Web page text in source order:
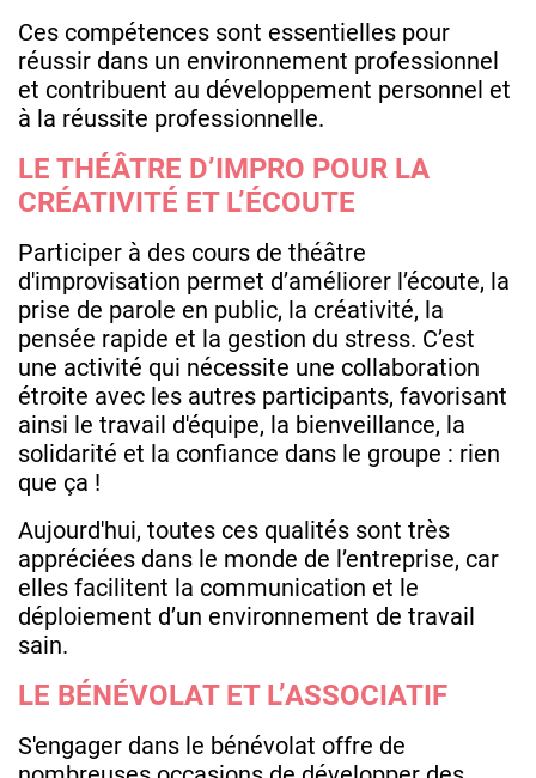
Ces compétences sont essentielles pour
réussir dans un environnement professionnel
et contribuent au développement personnel et
à la réussite professionnelle.
LE THÉÂTRE D’IMPRO POUR LA
CRÉATIVITÉ ET L’ÉCOUTE
Participer à des cours de théâtre
d'improvisation permet d’améliorer l’écoute, la
prise de parole en public, la créativité, la
pensée rapide et la gestion du stress. C’est
une activité qui nécessite une collaboration
étroite avec les autres participants, favorisant
ainsi le travail d'équipe, la bienveillance, la
solidarité et la confiance dans le groupe : rien
que ça !
Aujourd'hui, toutes ces qualités sont très
appréciées dans le monde de l’entreprise, car
elles facilitent la communication et le
déploiement d’un environnement de travail
sain.
LE BÉNÉVOLAT ET L’ASSOCIATIF
S'engager dans le bénévolat offre de